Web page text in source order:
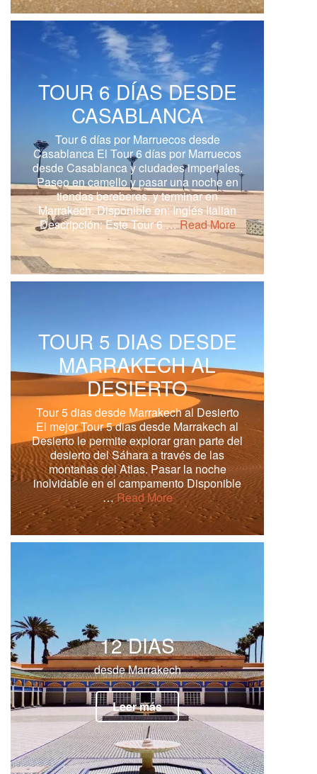
TOUR 6 DÍAS DESDE
CASABLANCA
Tour 6 días por Marruecos desde
Casablanca El Tour 6 días por Marruecos
desde Casablanca y ciudades imperiales.
Paseo en camello y pasar una noche en
tiendas bereberes. y terminar en
Marrakech. Disponible en: Inglés Italian
Descripción: Este Tour 6 …Read More
TOUR 5 DIAS DESDE
MARRAKECH AL
DESIERTO
Tour 5 dias desde Marrakech al Desierto
El mejor Tour 5 dias desde Marrakech al
Desierto le permite explorar gran parte del
desierto del Sáhara a través de las
montañas del Atlas. Pasar la noche
inolvidable en el campamento Disponible
…Read More
12 DIAS
desde Marrakech
Leer más